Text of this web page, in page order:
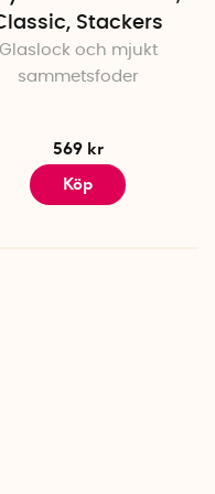
Stackers
Glaslock och mjukt
sammetsfoder
569 kr
Köp